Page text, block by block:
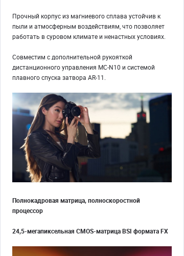
Прочный корпус из магниевого сплава устойчив к
пыли и атмосферным воздействиям, что позволяет
работать в суровом климате и ненастных условиях.
Совместим с дополнительной рукояткой
дистанционного управления MC-N10 и системой
плавного спуска затвора AR-11.
Полнокадровая матрица, полноскоростной
процессор
24,5-мегапиксельная CMOS-матрица BSI формата FX